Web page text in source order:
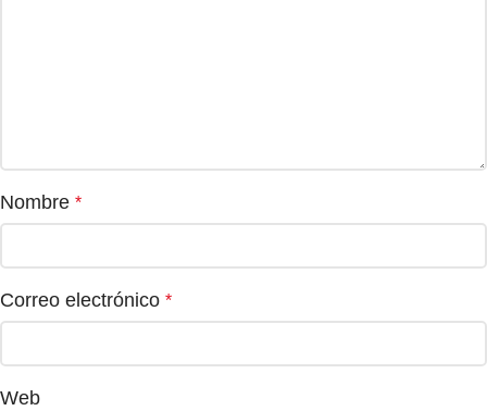
Nombre *
Correo electrónico *
Web